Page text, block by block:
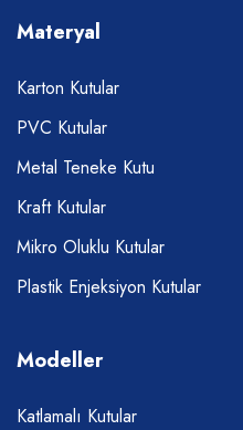
Materyal
Karton Kutular
PVC Kutular
Metal Teneke Kutu
Kraft Kutular
Mikro Oluklu Kutular
Plastik Enjeksiyon Kutular
Modeller
Katlamalı Kutular